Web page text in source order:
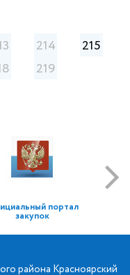
214
215
219
портал
закупок
района Красноярский